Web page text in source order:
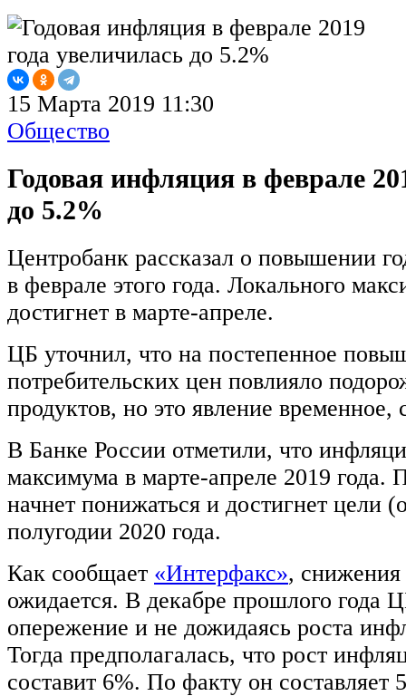
15 Марта 2019 11:30
Общество
Годовая инфляция в феврале
до 5.2%
Центробанк рассказал о повышении
в феврале этого года. Локального
достигнет в марте-апреле.
ЦБ уточнил, что на постепенное
потребительских цен повлияло
продуктов, но это явление
В Банке России отметили, что
максимума в марте-апреле 2019 года.
начнет понижаться и достигнет цели
полугодии 2020 года.
Как сообщает «Интерфакс», снижения
ожидается. В декабре прошлого года
опережение и не дожидаясь роста
Тогда предполагалась, что рост
составит 6%. По факту он составляет